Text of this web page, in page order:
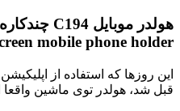
mobile phone holder
این روزها که استفاده از
قبل شد، هولدر توی ماشین